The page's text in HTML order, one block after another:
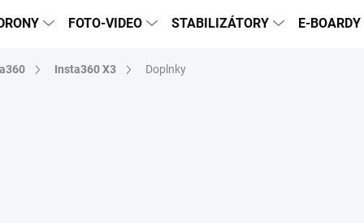
FOTO-VIDEO STABILIZÁTORY E-BOARDY
Insta360 X3 Doplnky